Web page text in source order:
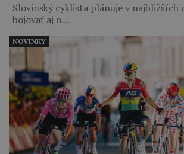
Slovinský cyklista plánuje v najbližších
bojovať aj o…
NOVINKY